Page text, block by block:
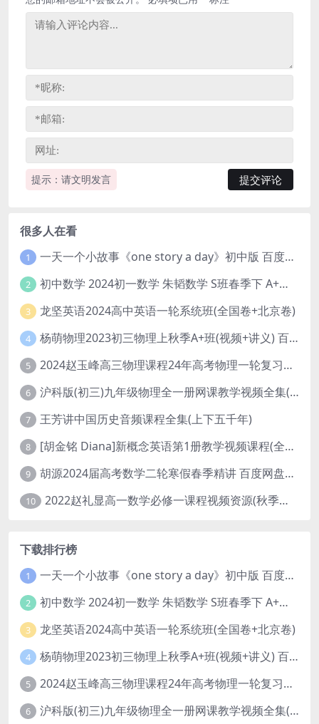
提示：请文明发言
很多人在看
1 一天一个小故事《one story a day》初中版 百度网盘分享下载
2 初中数学 2024初一数学 朱韬数学 S班春季下 A+班春季下 百度云网盘
3 龙坚英语2024高中英语一轮系统班(全国卷+北京卷)
4 杨萌物理2023初三物理上秋季A+班(视频+讲义) 百度网盘分享
5 2024赵玉峰高三物理课程24年高考物理一轮复习网课教程
6 沪科版(初三)九年级物理全一册网课教学视频全集(录播版 杜春雨 66讲)
7 王芳讲中国历史音频课程全集(上下五千年)
8 [胡金铭 Diana]新概念英语第1册教学视频课程(全集 百度网盘下载)
9 胡源2024届高考数学二轮寒假春季精讲 百度网盘分享
10 2022赵礼显高一数学必修一课程视频资源(秋季班 含讲义)百度网盘云
下载排行榜
1 一天一个小故事《one story a day》初中版 百度网盘分享下载
2 初中数学 2024初一数学 朱韬数学 S班春季下 A+班春季下 百度云网盘
3 龙坚英语2024高中英语一轮系统班(全国卷+北京卷)
4 杨萌物理2023初三物理上秋季A+班(视频+讲义) 百度网盘分享
5 2024赵玉峰高三物理课程24年高考物理一轮复习网课教程
6 沪科版(初三)九年级物理全一册网课教学视频全集(录播版 杜春雨 66讲)